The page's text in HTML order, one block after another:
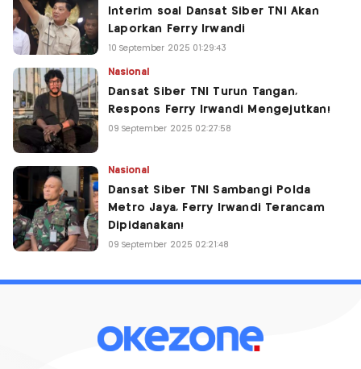
Interim soal Dansat Siber TNI Akan
Laporkan Ferry Irwandi
10 September 2025 01:29:43
Nasional
Dansat Siber TNI Turun Tangan,
Respons Ferry Irwandi Mengejutkan!
09 September 2025 02:27:58
Nasional
Dansat Siber TNI Sambangi Polda
Metro Jaya, Ferry Irwandi Terancam
Dipidanakan!
09 September 2025 02:21:48